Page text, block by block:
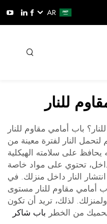
AR
للنار
باب أمامي مقاوم للنار
النار لفترة معينة من
يحافظ على سلامته الهيكلية
تحتوي على مواد خاصة
النار داخل منزلك. في
أمامي مقاوم للنار مستوى
لذلك، تريد أن تكون
يحميك من الخطر باب شاكر